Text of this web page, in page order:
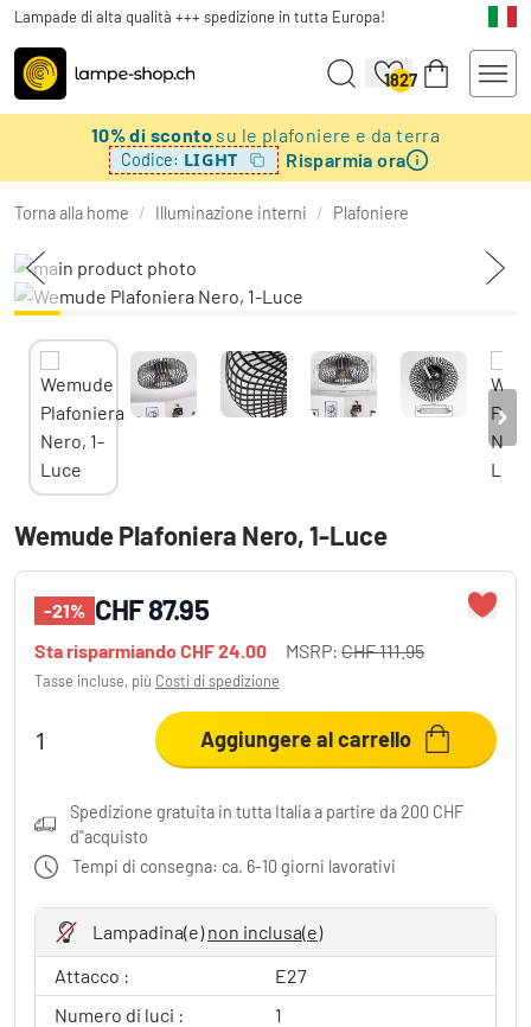
Lampade di alta qualità +++ spedizione in tutta Europa!
1827
10% di sconto su le plafoniere e da terra
Codice: LIGHT Risparmia ora
Torna alla home / Illuminazione interni / Plafoniere
Wemude Plafoniera Nero, 1-Luce
-21% CHF 87.95
Sta risparmiandoCHF 24.00 MSRP: CHF 111.95
Tasse incluse, più Costi di spedizione
Aggiungere al carrello
Spedizione gratuita in tutta Italia a partire da 200 CHF
d"acquisto
Tempi di consegna: ca. 6-10 giorni lavorativi
Lampadina(e)non inclusa(e)
Attacco :
E27
Numero di luci :
1